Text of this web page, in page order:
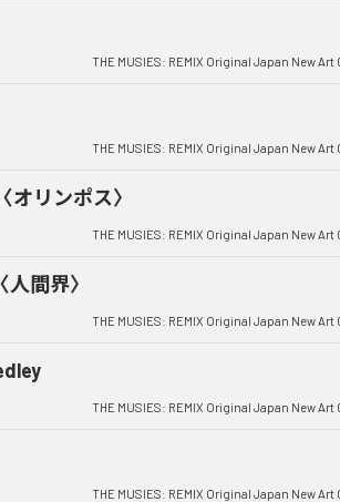
THE MUSIES: REMIX Original Japan New Art
THE MUSIES: REMIX Original Japan New Art
リンポス〉
THE MUSIES: REMIX Original Japan New Art
間界〉
THE MUSIES: REMIX Original Japan New Art
THE MUSIES: REMIX Original Japan New Art
THE MUSIES: REMIX Original Japan New Art